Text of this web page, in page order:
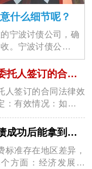
什么细节呢？
宁波讨债公司，确
。宁波讨债公司的
问题，更是为了维
着商业交易的增加
昆山要债公司和委托人签订的合同是否具有法律效力
人签订的合同法律效
有效情况：如果西
注册登记，经营范围
供债务追讨服务，并
合法程序进行追债活
昆山收账公司追债成功后能拿到多少报酬?
标准存在地区差异，
方面：经济发展水